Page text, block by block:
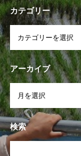
カテゴリー
アーカイブ
検索